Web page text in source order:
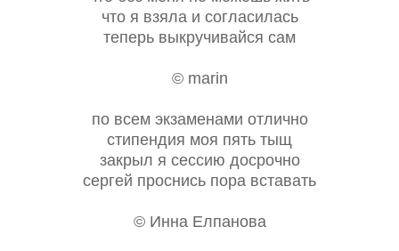
что я взяла и согласилась
теперь выкручивайся сам
© marin
по всем экзаменами отлично
стипендия моя пять тыщ
закрыл я сессию досрочно
сергей проснись пора вставать
© Инна Елпанова